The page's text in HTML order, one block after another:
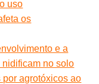
uso
os
e a
nidificam no solo
agrotóxicos ao